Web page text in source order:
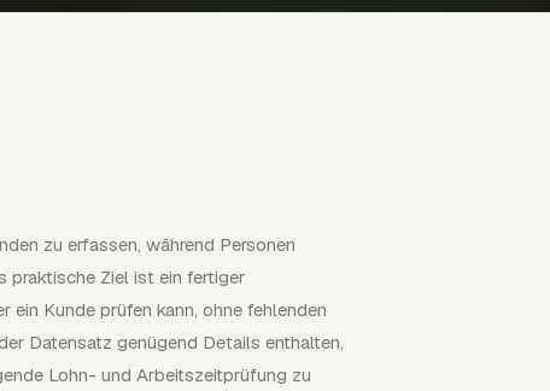
zu erfassen, während Personen
praktische Ziel ist ein fertiger
Kunde prüfen kann, ohne fehlenden
Datensatz genügend Details enthalten,
Lohn- und Arbeitszeitprüfung zu